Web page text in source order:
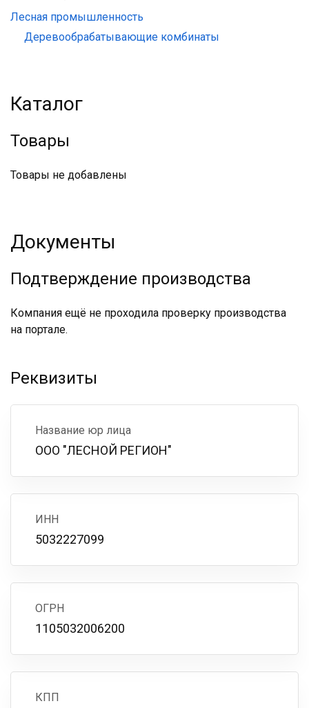
Лесная промышленность
Деревообрабатывающие комбинаты
Каталог
Товары
Товары не добавлены
Документы
Подтверждение производства
Компания ещё не проходила проверку производства
на портале.
Реквизиты
Название юр лица
ООО "ЛЕСНОЙ РЕГИОН"
ИНН
5032227099
ОГРН
1105032006200
КПП